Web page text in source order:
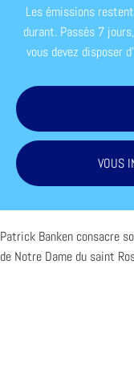
Les émissions
durant. Passés 7
vous devez disposer
VOUS
Patrick Banken consacre
de Notre Dame du saint